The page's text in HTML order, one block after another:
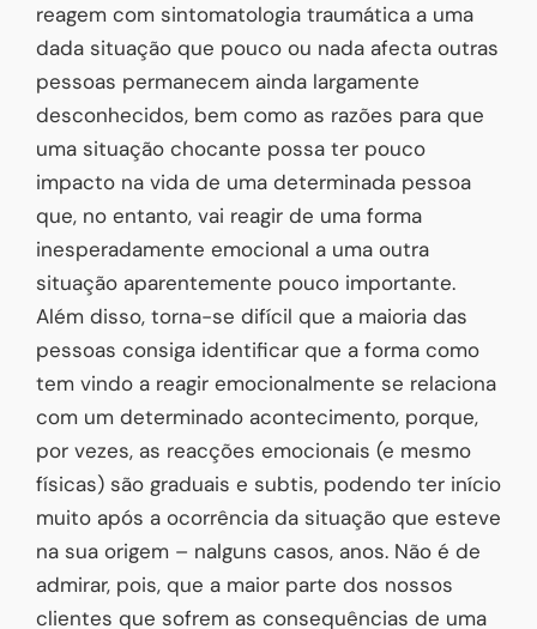
reagem com sintomatologia traumática a uma
dada situação que pouco ou nada afecta outras
pessoas permanecem ainda largamente
desconhecidos, bem como as razões para que
uma situação chocante possa ter pouco
impacto na vida de uma determinada pessoa
que, no entanto, vai reagir de uma forma
inesperadamente emocional a uma outra
situação aparentemente pouco importante.
Além disso, torna-se difícil que a maioria das
pessoas consiga identificar que a forma como
tem vindo a reagir emocionalmente se relaciona
com um determinado acontecimento, porque,
por vezes, as reacções emocionais (e mesmo
físicas) são graduais e subtis, podendo ter início
muito após a ocorrência da situação que esteve
na sua origem – nalguns casos, anos. Não é de
admirar, pois, que a maior parte dos nossos
clientes que sofrem as consequências de uma